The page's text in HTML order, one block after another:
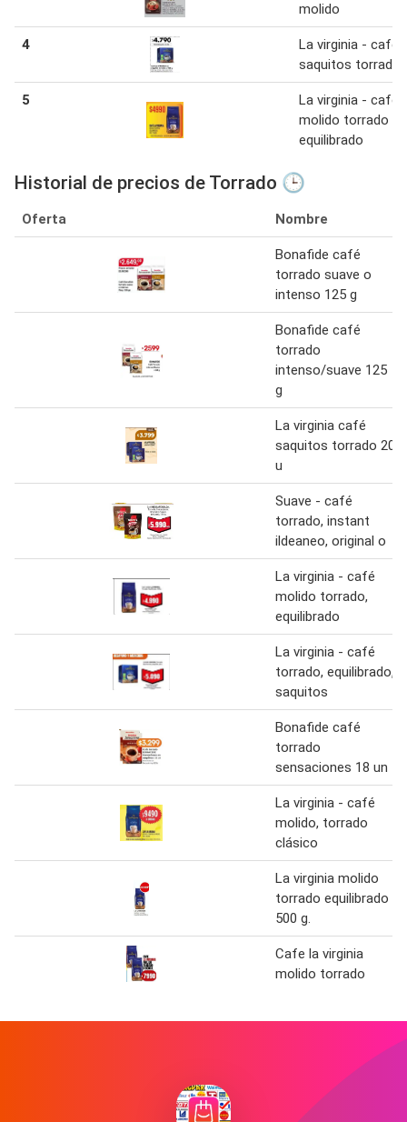
molido
4
La virginia - café
saquitos torrado
5
La virginia - café
molido torrado
equilibrado
Historial de precios de Torrado 🕒
Oferta Nombre
Bonafide café
torrado suave o
intenso 125 g
Bonafide café
torrado
intenso/suave 125
g
La virginia café
saquitos torrado 20
u
Suave - café
torrado, instant
ildeaneo, original o
La virginia - café
molido torrado,
equilibrado
La virginia - café
torrado, equilibrado,
saquitos
Bonafide café
torrado
sensaciones 18 un
La virginia - café
molido, torrado
clásico
La virginia molido
torrado equilibrado
500 g.
Cafe la virginia
molido torrado